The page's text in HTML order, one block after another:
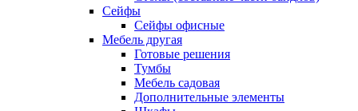
Сейфы
Сейфы офисные
Мебель другая
Готовые решения
Тумбы
Мебель садовая
Дополнительные элементы